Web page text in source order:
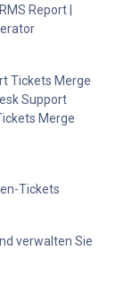
Report |
Tickets Merge
Support
Merge
Tickets
verwalten Sie